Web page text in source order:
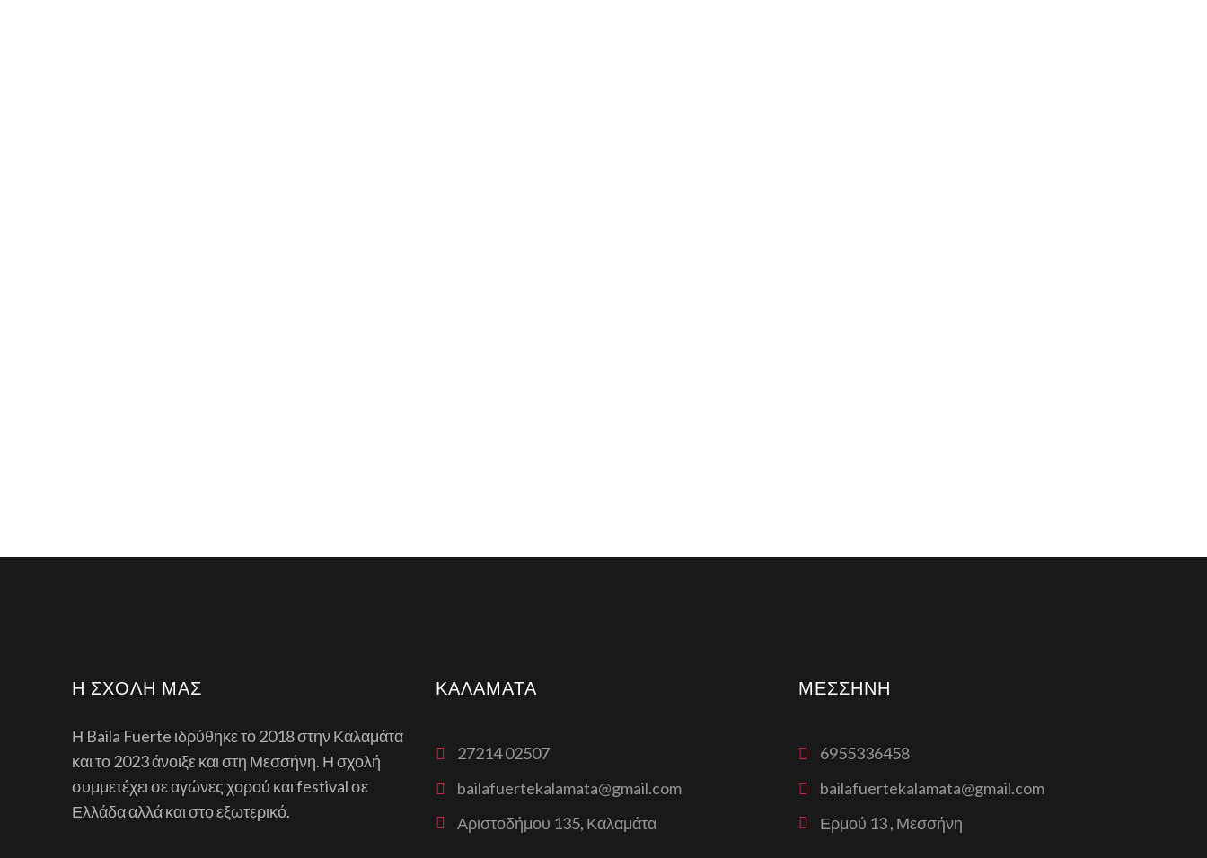
Η ΣΧΟΛΉ ΜΑΣ
Η Baila Fuerte ιδρύθηκε το 2018 στην Καλαμάτα
και το 2023 άνοιξε και στη Μεσσήνη. Η σχολή
συμμετέχει σε αγώνες χορού και festival σε
Ελλάδα αλλά και στο εξωτερικό.
ΚΑΛΑΜΆΤΑ
27214 02507
bailafuertekalamata@gmail.com
Αριστοδήμου 135, Καλαμάτα
ΜΕΣΣΉΝΗ
6955336458
bailafuertekalamata@gmail.com
Ερμού 13 , Μεσσήνη